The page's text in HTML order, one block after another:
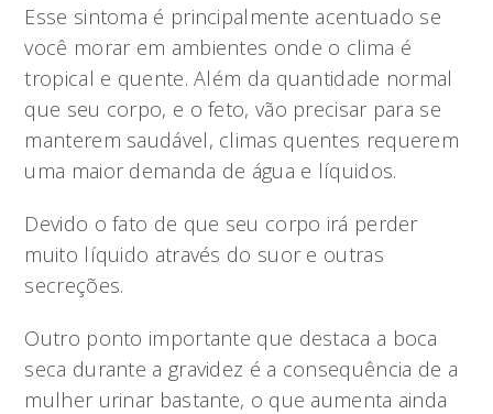
Esse sintoma é principalmente acentuado se
você morar em ambientes onde o clima é
tropical e quente. Além da quantidade normal
que seu corpo, e o feto, vão precisar para se
manterem saudável, climas quentes requerem
uma maior demanda de água e líquidos.
Devido o fato de que seu corpo irá perder
muito líquido através do suor e outras
secreções.
Outro ponto importante que destaca a boca
seca durante a gravidez é a consequência de a
mulher urinar bastante, o que aumenta ainda